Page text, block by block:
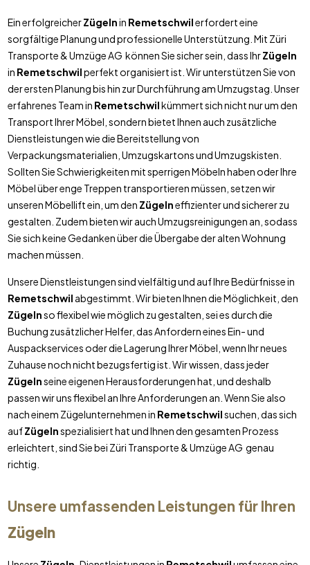
Ein erfolgreicherZügelnin Remetschwilerfordert eine
sorgfältige Planung und professionelle Unterstützung. Mit Züri
Transporte & Umzüge AG können Sie sicher sein, dass IhrZügeln
in Remetschwilperfekt organisiert ist. Wir unterstützen Sie von
der ersten Planung bis hin zur Durchführung am Umzugstag. Unser
erfahrenes Team in Remetschwilkümmert sich nicht nur um den
Transport Ihrer Möbel, sondern bietet Ihnen auch zusätzliche
Dienstleistungen wie die Bereitstellung von
Verpackungsmaterialien, Umzugskartons und Umzugskisten.
Sollten Sie Schwierigkeiten mit sperrigen Möbeln haben oder Ihre
Möbel über enge Treppen transportieren müssen, setzen wir
unseren Möbellift ein, um den Zügelneffizienter und sicherer zu
gestalten. Zudem bieten wir auch Umzugsreinigungen an, sodass
Sie sich keine Gedanken über die Übergabe der alten Wohnung
machen müssen.
Unsere Dienstleistungen sind vielfältig und auf Ihre Bedürfnisse in
Remetschwil abgestimmt. Wir bieten Ihnen die Möglichkeit, den
Zügelnso flexibel wie möglich zu gestalten, sei es durch die
Buchung zusätzlicher Helfer, das Anfordern eines Ein- und
Auspackservices oder die Lagerung Ihrer Möbel, wenn Ihr neues
Zuhause noch nicht bezugsfertig ist. Wir wissen, dass jeder
Zügelnseine eigenen Herausforderungen hat, und deshalb
passen wir uns flexibel an Ihre Anforderungen an. Wenn Sie also
nach einem Zügelunternehmen in Remetschwilsuchen, das sich
aufZügelnspezialisiert hat und Ihnen den gesamten Prozess
erleichtert, sind Sie bei Züri Transporte & Umzüge AG genau
richtig.
Unsere umfassenden Leistungen für Ihren
Zügeln